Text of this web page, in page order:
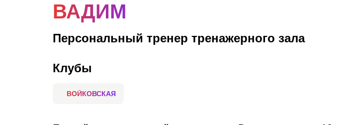
ВАДИМ
Персональный тренер тренажерного зала
Клубы
ВОЙКОВСКАЯ